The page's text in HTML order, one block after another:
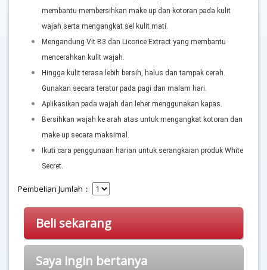
membantu membersihkan make up dan kotoran pada kulit
wajah serta mengangkat sel kulit mati.
Mengandung Vit B3 dan Licorice Extract yang membantu
mencerahkan kulit wajah.
Hingga kulit terasa lebih bersih, halus dan tampak cerah.
Gunakan secara teratur pada pagi dan malam hari.
Aplikasikan pada wajah dan leher menggunakan kapas.
Bersihkan wajah ke arah atas untuk mengangkat kotoran dan
make up secara maksimal.
Ikuti cara penggunaan harian untuk serangkaian produk White
Secret.
Pembelian Jumlah：
Beli sekarang
Saya ingin bertanya